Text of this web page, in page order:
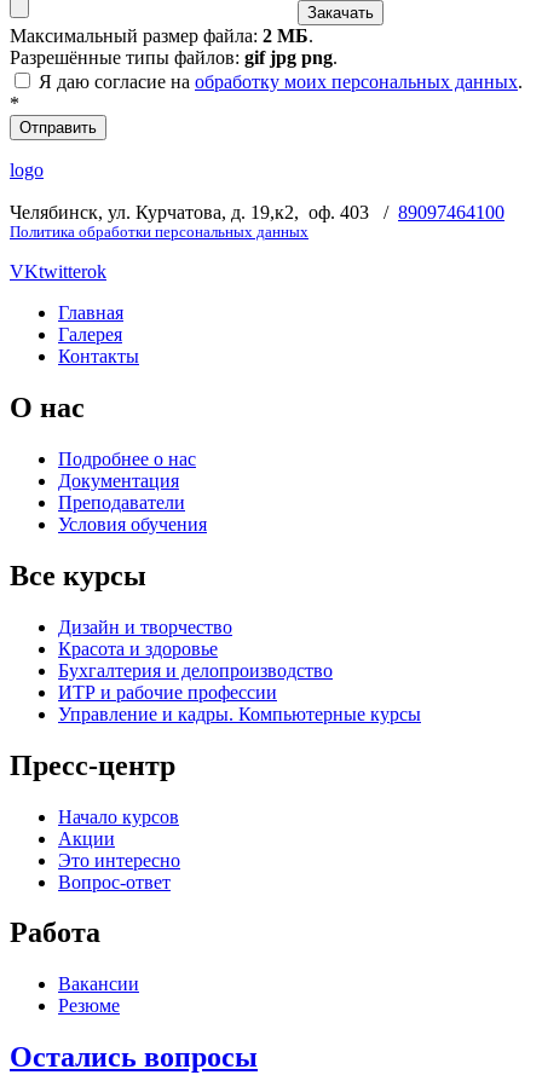
Максимальный размер файла: 2 МБ.
Разрешённые типы файлов: gif jpg png.
Я даю согласие на обработку моих персональных данных.
*
logo
Челябинск, ул. Курчатова, д. 19,к2, оф. 403 / 89097464100
Политика обработки персональных данных
VKtwitterok
Главная
Галерея
Контакты
О нас
Подробнее о нас
Документация
Преподаватели
Условия обучения
Все курсы
Дизайн и творчество
Красота и здоровье
Бухгалтерия и делопроизводство
ИТР и рабочие профессии
Управление и кадры. Компьютерные курсы
Пресс-центр
Начало курсов
Акции
Это интересно
Вопрос-ответ
Работа
Вакансии
Резюме
Остались вопросы